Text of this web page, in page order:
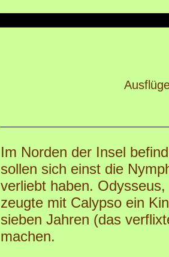
Im Norden der Insel
sollen sich einst die
verliebt haben.
zeugte mit Calypso ein
sieben Jahren (das
machen.